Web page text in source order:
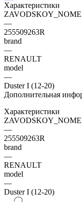
Характеристики
—
255509263R
brand
—
RENAULT
model
—
Duster I (12-20)
Дополнительная
Характеристики
—
255509263R
brand
—
RENAULT
model
—
Duster I (12-20)